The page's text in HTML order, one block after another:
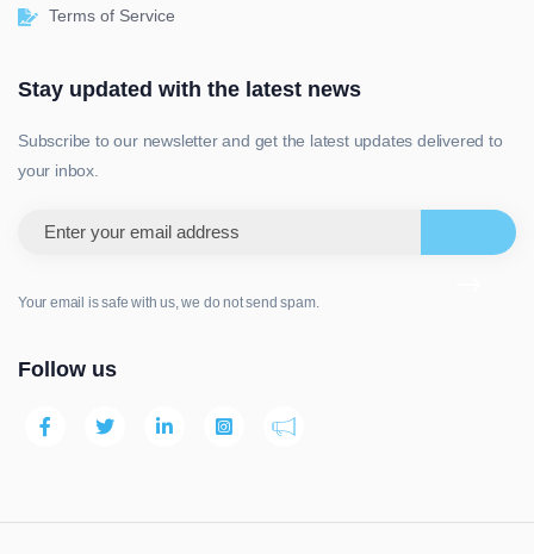
Terms of Service
Stay updated with the latest news
Subscribe to our newsletter and get the latest updates delivered to
your inbox.
Your email is safe with us, we do not send spam.
Follow us